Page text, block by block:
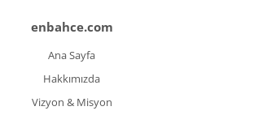
enbahce.com
Ana Sayfa
Hakkımızda
Vizyon & Misyon